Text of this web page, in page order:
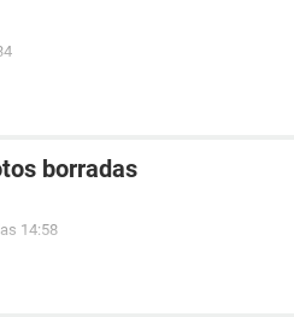
borradas
14:58